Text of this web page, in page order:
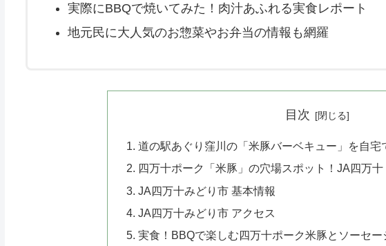
実際にBBQで焼いてみた！肉汁あふれる実食レポート
地元民に大人気のお惣菜やお弁当の情報も網羅
目次
道の駅あぐり窪川の「米豚バーベキュー」を自宅
四万十ポーク「米豚」の穴場スポット！JA四万
JA四万十みどり市 基本情報
JA四万十みどり市 アクセス
実食！BBQで楽しむ四万十ポーク米豚とソーセー